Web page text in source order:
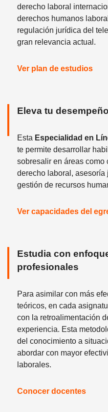
derecho laboral
derechos humanos
regulación jurídica del
gran relevancia actual.
Ver plan de estudios
Eleva tu
Esta Especialidad en
te permite desarrollar
sobresalir en áreas como
derecho laboral,
gestión de recursos
Ver capacidades del
Estudia con
profesionales
Para asimilar con más
teóricos, en cada
con la retroalimentación
experiencia. Esta
del conocimiento a
abordar con mayor
laborales.
Conocer docentes